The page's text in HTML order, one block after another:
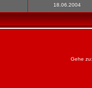
18.06.2004
Gehe zu: